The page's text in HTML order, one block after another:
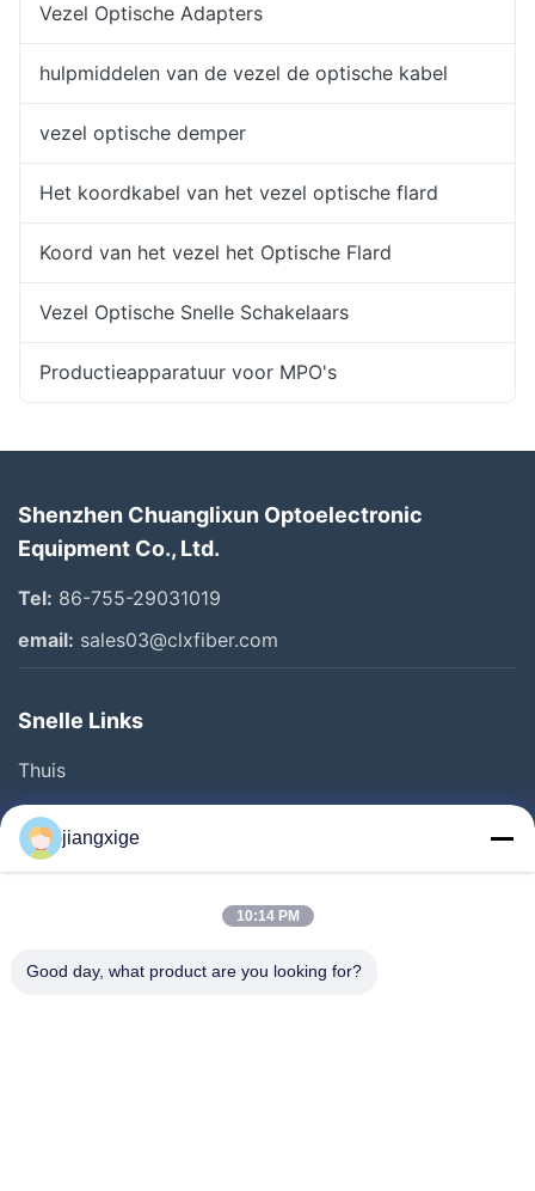
Vezel Optische Adapters
hulpmiddelen van de vezel de optische kabel
vezel optische demper
Het koordkabel van het vezel optische flard
Koord van het vezel het Optische Flard
Vezel Optische Snelle Schakelaars
Productieapparatuur voor MPO's
Shenzhen Chuanglixun Optoelectronic
Equipment Co., Ltd.
Tel: 86-755-29031019
email: sales03@clxfiber.com
Snelle Links
Thuis
Producten
Over Ons
Neem Contact Met Ons Op
jiangxige
10:14 PM
Good day, what product are you looking for?